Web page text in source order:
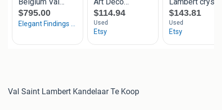
Val Saint Lambert Kandelaar Te Koop